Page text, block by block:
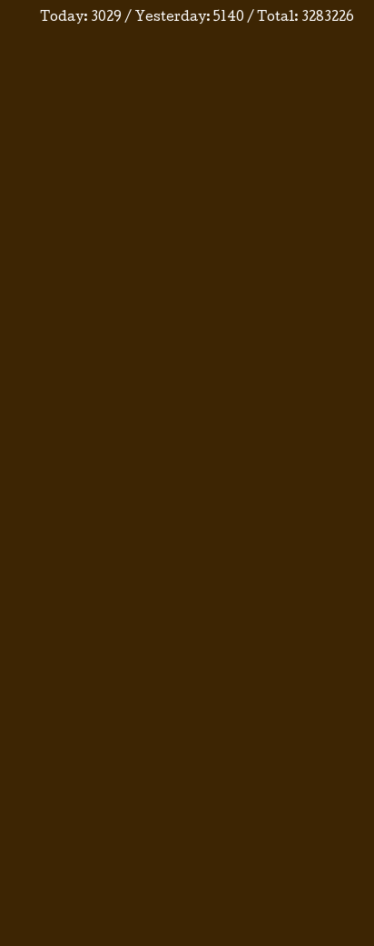
Today: 3029 / Yesterday: 5140 / Total: 3283226